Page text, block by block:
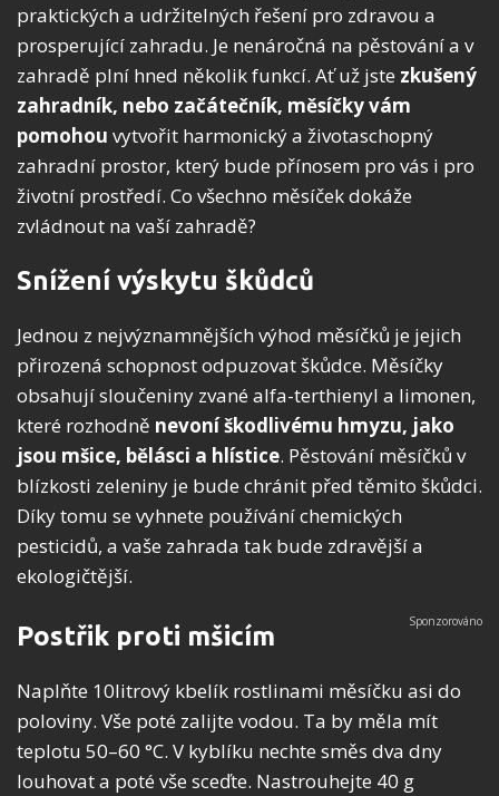
praktických a udržitelných řešení pro zdravou a
prosperující zahradu. Je nenáročná na pěstování a v
zahradě plní hned několik funkcí. Ať už jste zkušený
zahradník, nebo začátečník, měsíčky vám
pomohou vytvořit harmonický a životaschopný
zahradní prostor, který bude přínosem pro vás i pro
životní prostředí. Co všechno měsíček dokáže
zvládnout na vaší zahradě?
Snížení výskytu škůdců
Jednou z nejvýznamnějších výhod měsíčků je jejich
přirozená schopnost odpuzovat škůdce. Měsíčky
obsahují sloučeniny zvané alfa-terthienyl a limonen,
které rozhodně nevoní škodlivému hmyzu, jako
jsou mšice, bělásci a hlístice. Pěstování měsíčků v
blízkosti zeleniny je bude chránit před těmito škůdci.
Díky tomu se vyhnete používání chemických
pesticidů, a vaše zahrada tak bude zdravější a
ekologičtější.
Postřik proti mšicím
Naplňte 10litrový kbelík rostlinami měsíčku asi do
poloviny. Vše poté zalijte vodou. Ta by měla mít
teplotu 50–60 °C. V kyblíku nechte směs dva dny
louhovat a poté vše sceďte. Nastrouhejte 40 g